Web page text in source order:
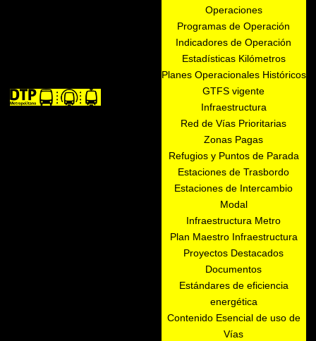
Operaciones
Programas de Operación
Indicadores de Operación
Estadísticas Kilómetros
Planes Operacionales Históricos
GTFS vigente
Infraestructura
Red de Vías Prioritarias
Zonas Pagas
Refugios y Puntos de Parada
Estaciones de Trasbordo
Estaciones de Intercambio
Modal
Infraestructura Metro
Plan Maestro Infraestructura
Proyectos Destacados
Documentos
Estándares de eficiencia
energética
Contenido Esencial de uso de
Vías